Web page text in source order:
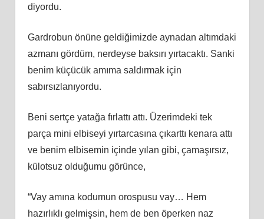
diyordu.
Gardrobun önüne geldiğimizde aynadan altımdaki
azmanı gördüm, nerdeyse baksırı yırtacaktı. Sanki
benim küçücük amıma saldırmak için
sabırsızlanıyordu.
Beni sertçe yatağa fırlattı attı. Üzerimdeki tek
parça mini elbiseyi yırtarcasına çıkarttı kenara attı
ve benim elbisemin içinde yılan gibi, çamaşırsız,
külotsuz olduğumu görünce,
“Vay amına kodumun orospusu vay… Hem
hazırlıklı gelmişsin, hem de ben öperken naz